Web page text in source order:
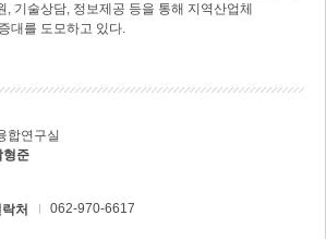
, 기술상담, 정보제공 등을 통해 지역산업체
대를 도모하고 있다.
합연구실
형준
처 062-970-6617